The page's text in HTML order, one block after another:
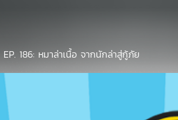
EP. 186: หมาล่าเนื้อ จากนักล่าสู่กู้ภัย